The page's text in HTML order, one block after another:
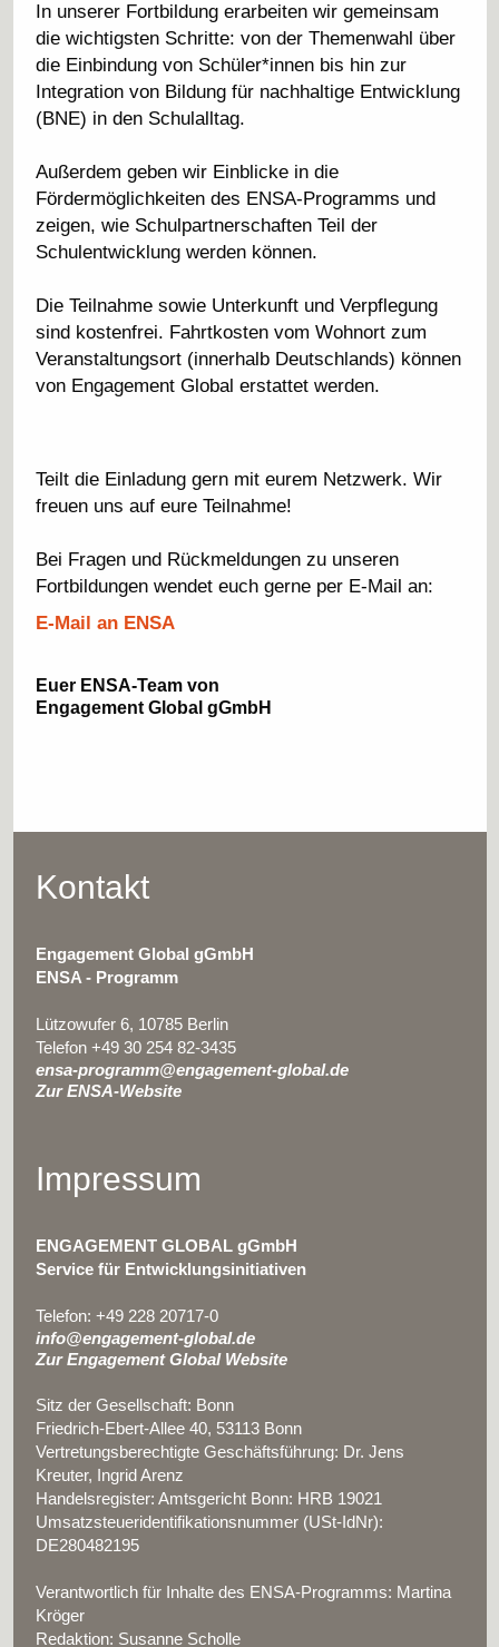
In unserer Fortbildung erarbeiten wir gemeinsam
die wichtigsten Schritte: von der Themenwahl über
die Einbindung von Schüler*innen bis hin zur
Integration von Bildung für nachhaltige Entwicklung
(BNE) in den Schulalltag.
Außerdem geben wir Einblicke in die
Fördermöglichkeiten des ENSA-Programms und
zeigen, wie Schulpartnerschaften Teil der
Schulentwicklung werden können.
Die Teilnahme sowie Unterkunft und Verpflegung
sind kostenfrei. Fahrtkosten vom Wohnort zum
Veranstaltungsort (innerhalb Deutschlands) können
von Engagement Global erstattet werden.
Teilt die Einladung gern mit eurem Netzwerk. Wir
freuen uns auf eure Teilnahme!
Bei Fragen und Rückmeldungen zu unseren
Fortbildungen wendet euch gerne per E-Mail an:
E-Mail an ENSA
Euer ENSA-Team von
Engagement Global gGmbH
Kontakt
Engagement Global gGmbH
ENSA - Programm
Lützowufer 6, 10785 Berlin
Telefon +49 30 254 82-3435
ensa-programm@engagement-global.de
Zur ENSA-Website
Impressum
ENGAGEMENT GLOBAL gGmbH
Service für Entwicklungsinitiativen
Telefon: +49 228 20717-0
info@engagement-global.de
Zur Engagement Global Website
Sitz der Gesellschaft: Bonn
Friedrich-Ebert-Allee 40, 53113 Bonn
Vertretungsberechtigte Geschäftsführung: Dr. Jens
Kreuter, Ingrid Arenz
Handelsregister: Amtsgericht Bonn: HRB 19021
Umsatzsteueridentifikationsnummer (USt-IdNr):
DE280482195
Verantwortlich für Inhalte des ENSA-Programms: Martina
Kröger
Redaktion: Susanne Scholle